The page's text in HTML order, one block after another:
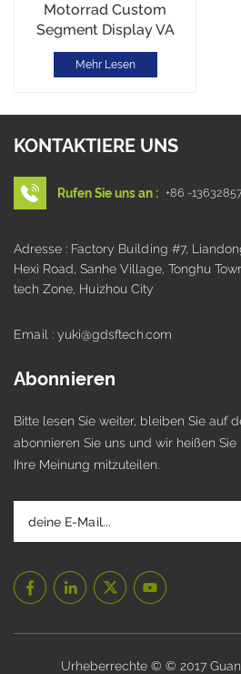
Motorrad Custom
Segment Display VA
LCD Farbfilm
Unregelmäßige Form
Mehr Lesen
KONTAKTIERE UNS
Rufen Sie uns an : +86 -
Adresse : Factory Building #7,
Hexi Road, Sanhe Village, Tonghu
tech Zone, Huizhou City
Email : yuki@gdsftech.com
Abonnieren
Bitte lesen Sie weiter, bleiben Sie auf
abonnieren Sie uns und wir heißen
Ihre Meinung mitzuteilen.
Urheberrechte © © 2017